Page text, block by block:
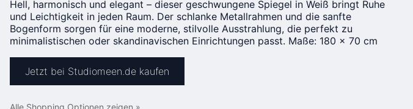
Hell, harmonisch und elegant – dieser geschwungene Spiegel in Weiß bringt Ruhe
und Leichtigkeit in jeden Raum. Der schlanke Metallrahmen und die sanfte
Bogenform sorgen für eine moderne, stilvolle Ausstrahlung, die perfekt zu
minimalistischen oder skandinavischen Einrichtungen passt. Maße: 180 x 70 cm
Jetzt bei Studiomeen.de kaufen
Alle Shopping Optionen zeigen »